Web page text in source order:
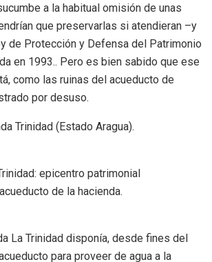
a la habitual omisión de unas
que preservarlas si atendieran –y
de Protección y Defensa del Patrimonio
en 1993.. Pero es bien sabido que ese
como las ruinas del acueducto de
por desuso.
Trinidad (Estado Aragua).
epicentro patrimonial
de la hacienda.
La Trinidad disponía, desde fines del
para proveer de agua a la